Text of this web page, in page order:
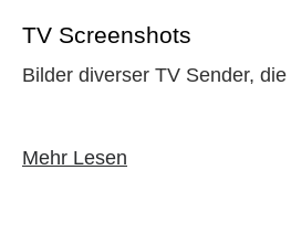
TV Screenshots
Bilder diverser TV Sender,
Mehr Lesen